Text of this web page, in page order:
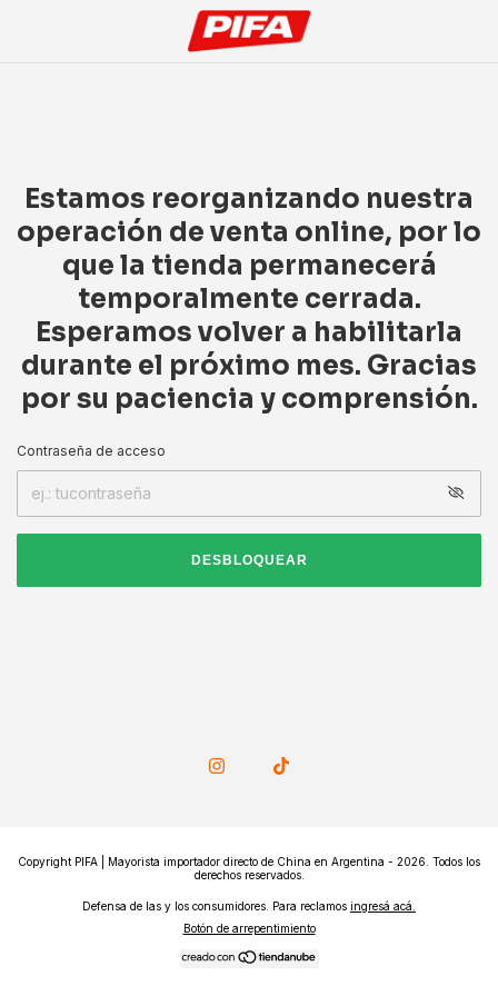
Estamos reorganizando nuestra
operación de venta online, por lo
que la tienda permanecerá
temporalmente cerrada.
Esperamos volver a habilitarla
durante el próximo mes. Gracias
por su paciencia y comprensión.
Contraseña de acceso
DESBLOQUEAR
Copyright PIFA | Mayorista importador directo de China en Argentina - 2026. Todos los
derechos reservados.
Defensa de las y los consumidores. Para reclamos ingresá acá.
Botón de arrepentimiento